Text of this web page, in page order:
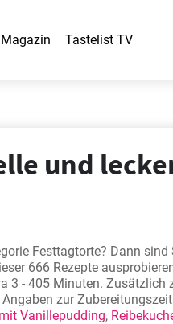
Magazin Tastelist TV
und
Festtagtorte? Dann sind
666 Rezepte
3 - 405 Minuten. Zusätzlich
zur
Vanillepudding,